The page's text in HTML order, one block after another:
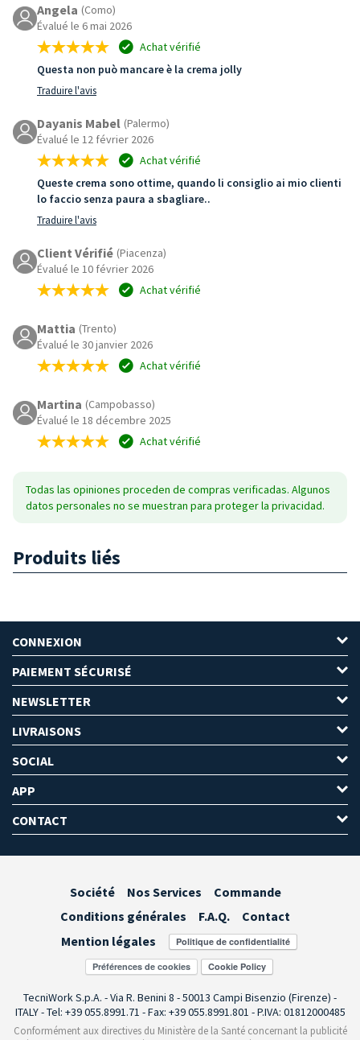
Angela (Como)
Évalué le 6 mai 2026
Achat vérifié
Questa non può mancare è la crema jolly
Traduire l'avis
Dayanis Mabel (Palermo)
Évalué le 12 février 2026
Achat vérifié
Queste crema sono ottime, quando li consiglio ai mio clienti
lo faccio senza paura a sbagliare..
Traduire l'avis
Client Vérifié (Piacenza)
Évalué le 10 février 2026
Achat vérifié
Mattia (Trento)
Évalué le 30 janvier 2026
Achat vérifié
Martina (Campobasso)
Évalué le 18 décembre 2025
Achat vérifié
Todas las opiniones proceden de compras verificadas. Algunos
datos personales no se muestran para proteger la privacidad.
Produits liés
CONNEXION
PAIEMENT SÉCURISÉ
NEWSLETTER
LIVRAISONS
SOCIAL
APP
CONTACT
Société Nos Services
Commande
Conditions générales
F.A.Q.
Contact
Mention légales
Préférences de cookies
TecniWork S.p.A. - Via R. Benini 8 - 50013 Campi Bisenzio (Firenze) -
ITALY - Tel: +39 055.8991.71 - Fax: +39 055.8991.801 - P.IVA: 01812000485
Conformément aux directives du Ministère de la Santé concernant la publicité